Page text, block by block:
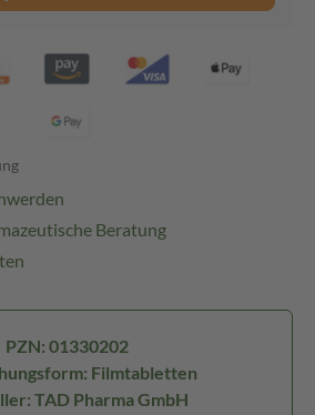
Beratung
PZN: 01330202
Filmtabletten
TAD Pharma GmbH